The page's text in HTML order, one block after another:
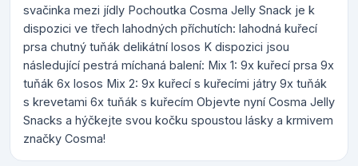
svačinka mezi jídly Pochoutka Cosma Jelly Snack je k
dispozici ve třech lahodných příchutích: lahodná kuřecí
prsa chutný tuňák delikátní losos K dispozici jsou
následující pestrá míchaná balení: Mix 1: 9x kuřecí prsa 9x
tuňák 6x losos Mix 2: 9x kuřecí s kuřecími játry 9x tuňák
s krevetami 6x tuňák s kuřecím Objevte nyní Cosma Jelly
Snacks a hýčkejte svou kočku spoustou lásky a krmivem
značky Cosma!